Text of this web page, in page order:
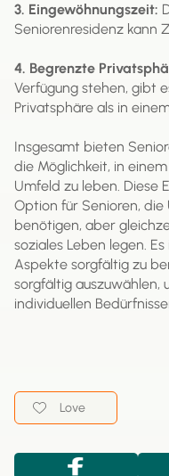
3. Eingewöhnungszeit:
Seniorenresidenz kann
4. Begrenzte
Verfügung stehen, gibt
Privatsphäre als in
Insgesamt bieten
die Möglichkeit, in
Umfeld zu leben. Diese
Option für Senioren,
benötigen, aber
soziales Leben legen.
Aspekte sorgfältig zu
sorgfältig auszuwählen,
individuellen
Love